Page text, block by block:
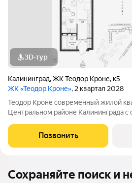
3D-тур
Калининград,ЖК Теодор Кроне, к5
ЖК «Теодор Кроне», 2 квартал 2028
Теодор Кроне современный жилой квартал класса комфорт+ в
Центральном районе Калининграда с
тех, кто ценит качество, эстетику и
со всем необходимым. 99%
Позвонить
Сохраняйте поиск и